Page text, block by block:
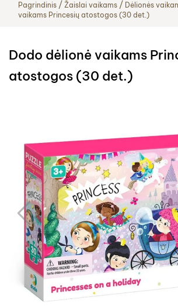
Pagrindinis Žaislai vaikams Dėlionės
vaikams Princesių atostogos (30 det.)
Dodo dėlionė vaikams
atostogos (30 det.)